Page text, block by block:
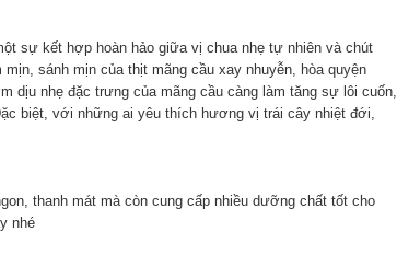
sự kết hợp hoàn hảo giữa vị chua nhẹ tự nhiên và chút
sánh mịn của thịt mãng cầu xay nhuyễn, hòa quyện
dịu nhẹ đặc trưng của mãng cầu càng làm tăng sự lôi cuốn,
biệt, với những ai yêu thích hương vị trái cây nhiệt đới,
thanh mát mà còn cung cấp nhiều dưỡng chất tốt cho
nhé